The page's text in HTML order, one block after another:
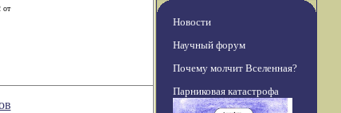
от
Новости
Научный форум
Почему молчит Вселенная?
Парниковая катастрофа